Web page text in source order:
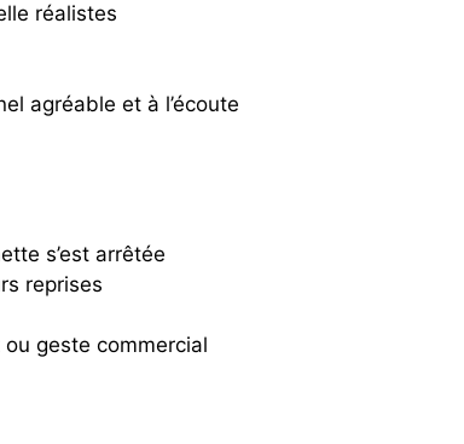
réalistes
agréable et à l’écoute
s’est arrêtée
reprises
geste commercial